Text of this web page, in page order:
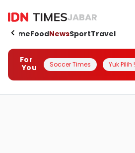
JABAR
HomeFoodNewsSportTravel
For
You
Soccer Times Yuk Pilih !